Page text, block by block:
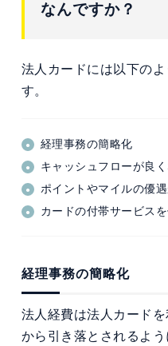
なんですか？
法人カードには以下の
す。
経理事務の簡略化
キャッシュフローが良
ポイントやマイルの優
カードの付帯サービス
経理事務の簡略化
法人経費は法人カード
から引き落とされるよ